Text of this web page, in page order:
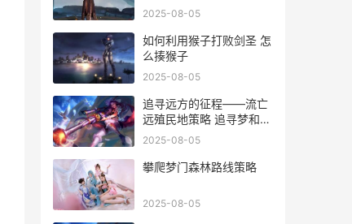
2025-08-05
如何利用猴子打败剑圣 怎
么揍猴子
2025-08-05
追寻远方的征程——流亡
远殖民地策略 追寻梦和远
方
2025-08-05
攀爬梦门森林路线策略
2025-08-05